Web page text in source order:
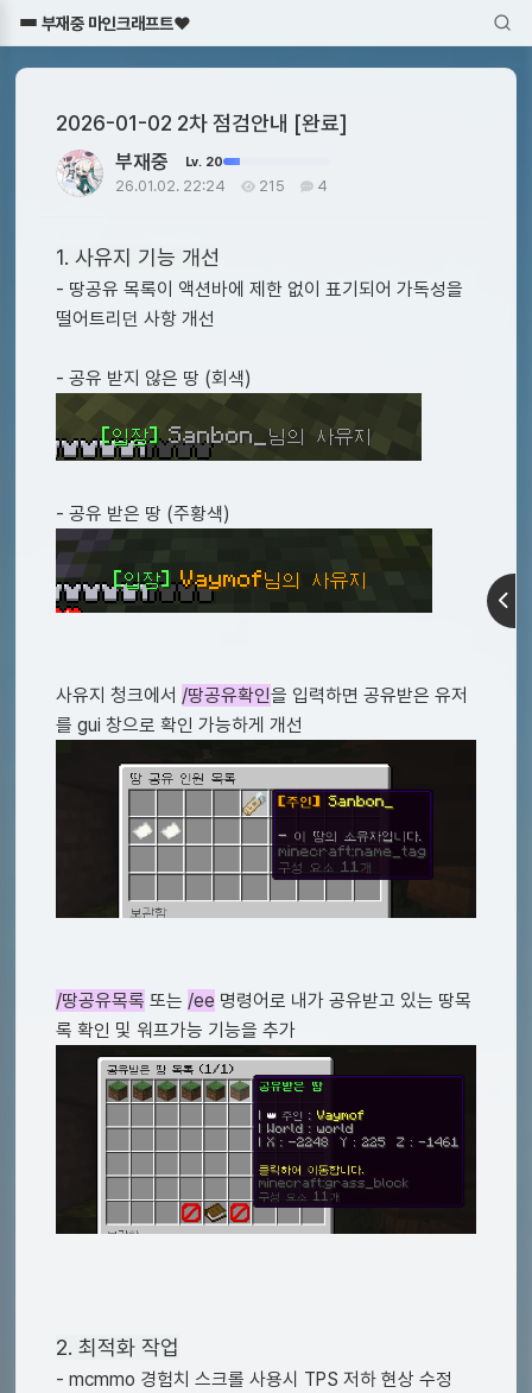
부재중 마인크래프트♥
2026-01-02 2차 점검안내 [완료]
부재중 Lv. 20
26.01.02. 22:24 215 4
1. 사유지 기능 개선
- 땅공유 목록이 액션바에 제한 없이 표기되어 가독성을
떨어트리던 사항 개선
- 공유 받지 않은 땅 (회색)
- 공유 받은 땅 (주황색)
사유지 청크에서/땅공유확인을 입력하면 공유받은 유저
를 gui 창으로 확인 가능하게 개선
/땅공유목록 또는/ee 명령어로 내가 공유받고 있는 땅목
록 확인 및 워프가능 기능을 추가
2. 최적화 작업
- mcmmo 경험치 스크롤 사용시 TPS 저하 현상 수정